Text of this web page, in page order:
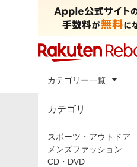
カテゴリー一覧
カテゴリ
スポーツ・アウトドア
メンズファッション
CD・DVD